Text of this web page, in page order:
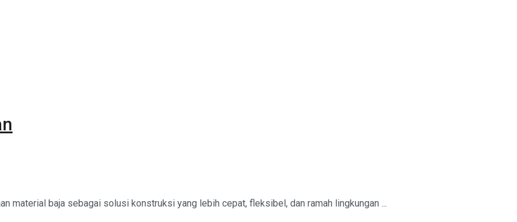
material baja sebagai solusi konstruksi yang lebih cepat, fleksibel, dan ramah lingkungan ...